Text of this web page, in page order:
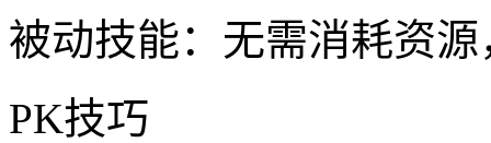
被动技能：无需消耗资
PK技巧